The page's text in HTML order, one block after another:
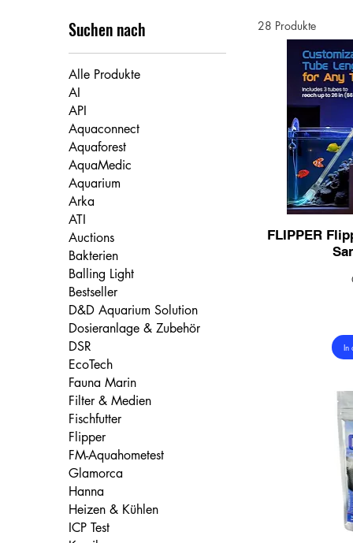
Aquarium effektiv, sicher und materialschonend.
Suchen nach
Alle Produkte
AI
API
Aquaconnect
Aquaforest
AquaMedic
Aquarium
Arka
ATI
Auctions
Bakterien
Balling Light
Bestseller
D&D Aquarium Solution
Dosieranlage & Zubehör
DSR
EcoTech
Fauna Marin
Filter & Medien
Fischfutter
Flipper
FM-Aquahometest
Glamorca
Hanna
Heizen & Kühlen
ICP Test
28 Produkte
FLIPPER
In